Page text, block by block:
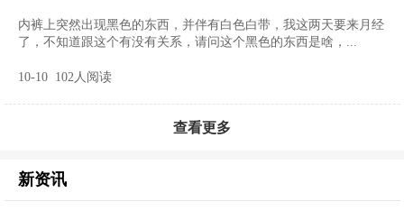
内裤上突然出现黑色的东西，并伴有白色白带，我这两天要来月经
了，不知道跟这个有没有关系，请问这个黑色的东西是啥，...
10-10 102人阅读
查看更多
新资讯